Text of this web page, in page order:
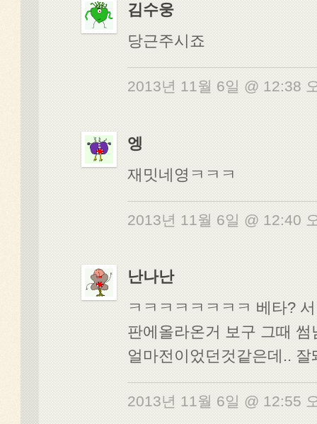
김수웅
당근주시죠
2013년 11월 6일 @ 12:38
엥
재밋네영ㅋㅋㅋ
2013년 11월 6일 @ 12:40
난나난
ㅋㅋㅋㅋㅋㅋㅋㅋ 베타?
판에올라온거 보구 그때
얼마전이었던것같은데..
2013년 11월 6일 @ 12:55